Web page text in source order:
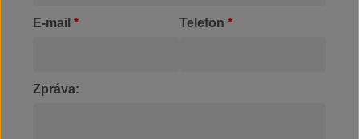
E-mail * Telefon *
Zpráva: